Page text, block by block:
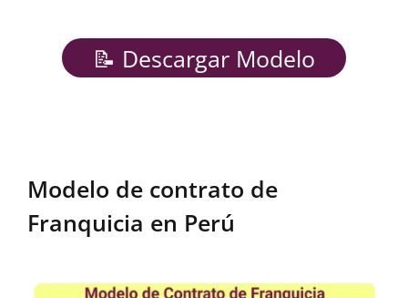
📝 Descargar Modelo
Modelo de contrato de
Franquicia en Perú